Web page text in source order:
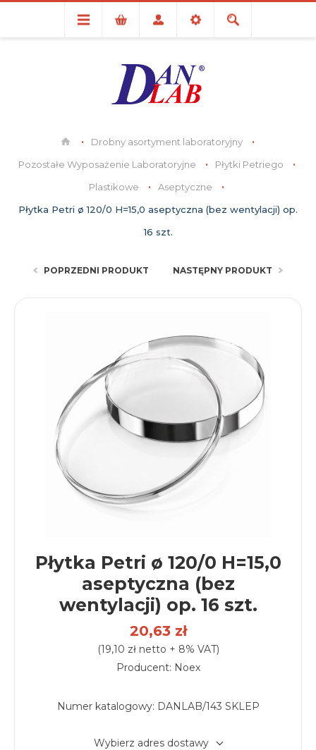
Drobny asortyment laboratoryjny
Pozostałe Wyposażenie Laboratoryjne
Płytki Petriego
Plastikowe
Aseptyczne
Płytka Petri ø 120/0 H=15,0 aseptyczna (bez wentylacji) op.
16 szt.
POPRZEDNI PRODUKT NASTĘPNY PRODUKT
Płytka Petri ø 120/0 H=15,0
aseptyczna (bez
wentylacji) op. 16 szt.
20,63 zł
(19,10 zł netto + 8% VAT)
Producent: Noex
Numer katalogowy: DANLAB/143 SKLEP
Wybierz adres dostawy